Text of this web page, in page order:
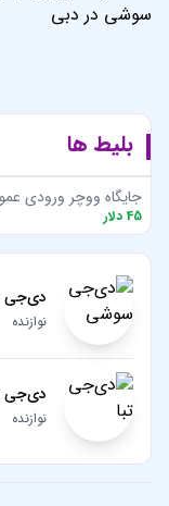
بلیط ها
جایگاه ووچر ورودی
45 دلار
نوازنده
دی‌جی
نوازنده